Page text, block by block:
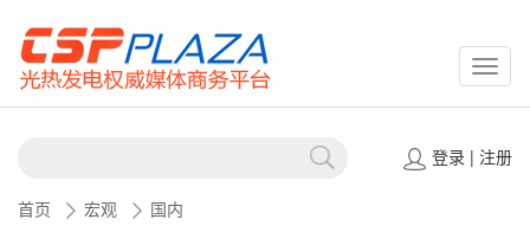
登录| 注册
首页 宏观 国内